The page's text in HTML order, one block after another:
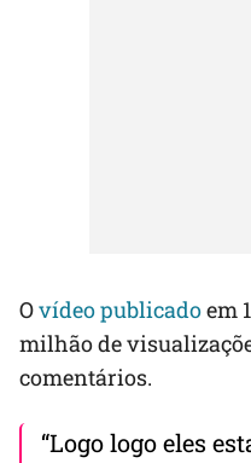
Ovídeo publicadoem
milhão de
comentários.
“Logo logo eles